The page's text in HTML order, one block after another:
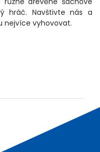
hráč. Navštivte nás a
nejvíce vyhovovat.